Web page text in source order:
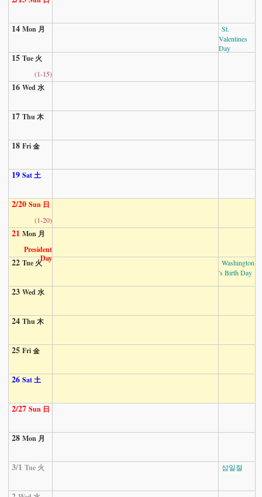
14 Mon 月
St.
Valentines
Day
15 Tue 火
(1-15)
16 Wed 水
17 Thu 木
18 Fri 金
19 Sat 土
2/20 Sun 日
(1-20)
21 Mon 月
President
Day
22 Tue 火
Washington
's Birth Day
23 Wed 水
24 Thu 木
25 Fri 金
26 Sat 土
2/27 Sun 日
28 Mon 月
3/1 Tue 火 삼일절